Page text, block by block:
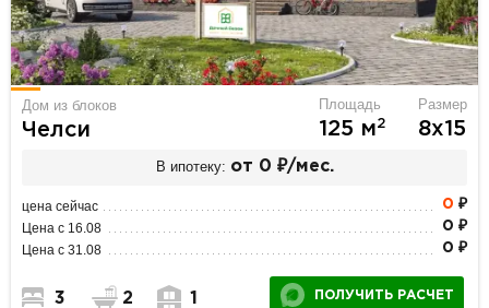
Дом из блоков
Челси
Площадь
125 м2
Размер
8х15
В ипотеку: от 0 ₽/мес.
цена сейчас 0 ₽
Цена с 16.08 0 ₽
Цена с 31.08 0 ₽
3 2 1 ПОЛУЧИТЬ РАСЧЕТ